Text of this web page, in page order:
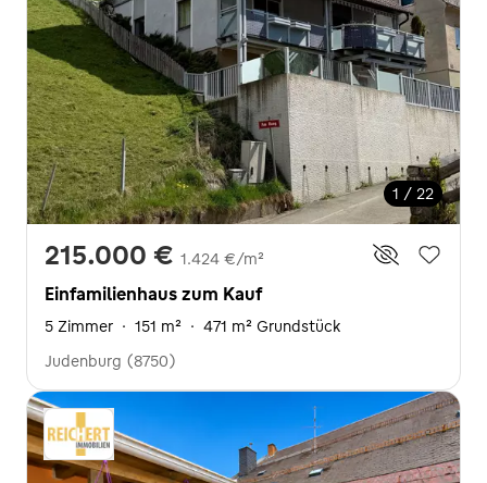
1 / 22
215.000 € 1.424 €/m²
Einfamilienhaus zum Kauf
5 Zimmer · 151 m² · 471 m² Grundstück
Judenburg (8750)